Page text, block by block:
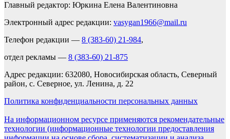
Главный редактор: Юркина Елена Валентиновна
Электронный адрес редакции: vasygan1966@mail.ru
Телефон редакции — 8 (383-60) 21-984,
отдел рекламы — 8 (383-60) 21-875
Адрес редакции: 632080, Новосибирская область, Северный
район, с. Северное, ул. Ленина, д. 22
Политика конфиденциальности персональных данных
На информационном ресурсе применяются рекомендательные
технологии (информационные технологии предоставления